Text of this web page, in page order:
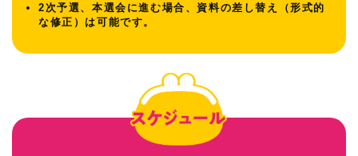
2次予選、本選会に進む場合、資料の差し替え（形式的
な修正）は可能です。